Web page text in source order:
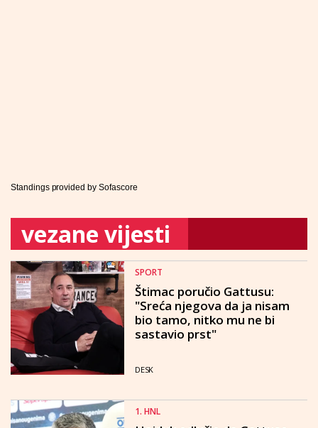
Standings provided by Sofascore
vezane vijesti
SPORT
Štimac poručio Gattusu:
"Sreća njegova da ja nisam
bio tamo, nitko mu ne bi
sastavio prst"
DESK
1. HNL